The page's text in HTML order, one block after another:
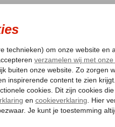
2026 ZONVAKANTIE
Gratis annuleren*